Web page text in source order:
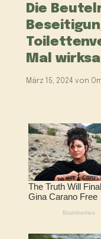
Die
Mal
März 15, 2024 von